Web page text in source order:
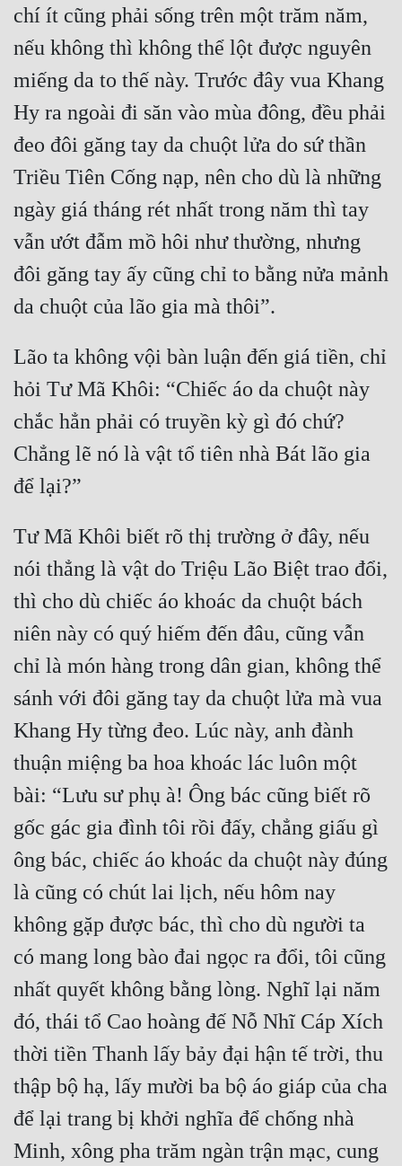
Hệ Thống
Khoa Huyễn
Kinh Dị
Kiếm Hiệp
Kỳ Huyễn
Kỳ Ảo
Linh Dị
Làm Giàu
Lịch Sử
Mưu Mô
Mạt Thế
Mỹ Thực
Ngôn Tình
Ngược
Nữ Cường
Nữ Phụ
Phong Thủy - Tâm Linh
Phương Tây
Sảng Văn
Sắc
Sủng
Thanh Xuân
Tiên Hiệp
Tiểu Thuyết
Triều Đấu
chí ít cũng phải sống trên một trăm năm,
nếu không thì không thể lột được nguyên
miếng da to thế này. Trước đây vua Khang
Hy ra ngoài đi săn vào mùa đông, đều phải
đeo đôi găng tay da chuột lửa do sứ thần
Triều Tiên Cống nạp, nên cho dù là những
ngày giá tháng rét nhất trong năm thì tay
vẫn ướt đẫm mồ hôi như thường, nhưng
đôi găng tay ấy cũng chỉ to bằng nửa mảnh
Lão ta không vội bàn luận đến giá tiền, chỉ
hỏi Tư Mã Khôi: “Chiếc áo da chuột này
chắc hẳn phải có truyền kỳ gì đó chứ?
Chẳng lẽ nó là vật tổ tiên nhà Bát lão gia
Tư Mã Khôi biết rõ thị trường ở đây, nếu
nói thẳng là vật do Triệu Lão Biệt trao đổi,
thì cho dù chiếc áo khoác da chuột bách
niên này có quý hiếm đến đâu, cũng vẫn
chỉ là món hàng trong dân gian, không thể
sánh với đôi găng tay da chuột lửa mà vua
Khang Hy từng đeo. Lúc này, anh đành
thuận miệng ba hoa khoác lác luôn một
bài: “Lưu sư phụ à! Ông bác cũng biết rõ
gốc gác gia đình tôi rồi đấy, chẳng giấu gì
ông bác, chiếc áo khoác da chuột này đúng
là cũng có chút lai lịch, nếu hôm nay
không gặp được bác, thì cho dù người ta
có mang long bào đai ngọc ra đổi, tôi cũng
nhất quyết không bằng lòng. Nghĩ lại năm
đó, thái tổ Cao hoàng đế Nỗ Nhĩ Cáp Xích
thời tiền Thanh lấy bảy đại hận tế trời, thu
thập bộ hạ, lấy mười ba bộ áo giáp của cha
để lại trang bị khởi nghĩa để chống nhà
Minh, xông pha trăm ngàn trận mạc, cung